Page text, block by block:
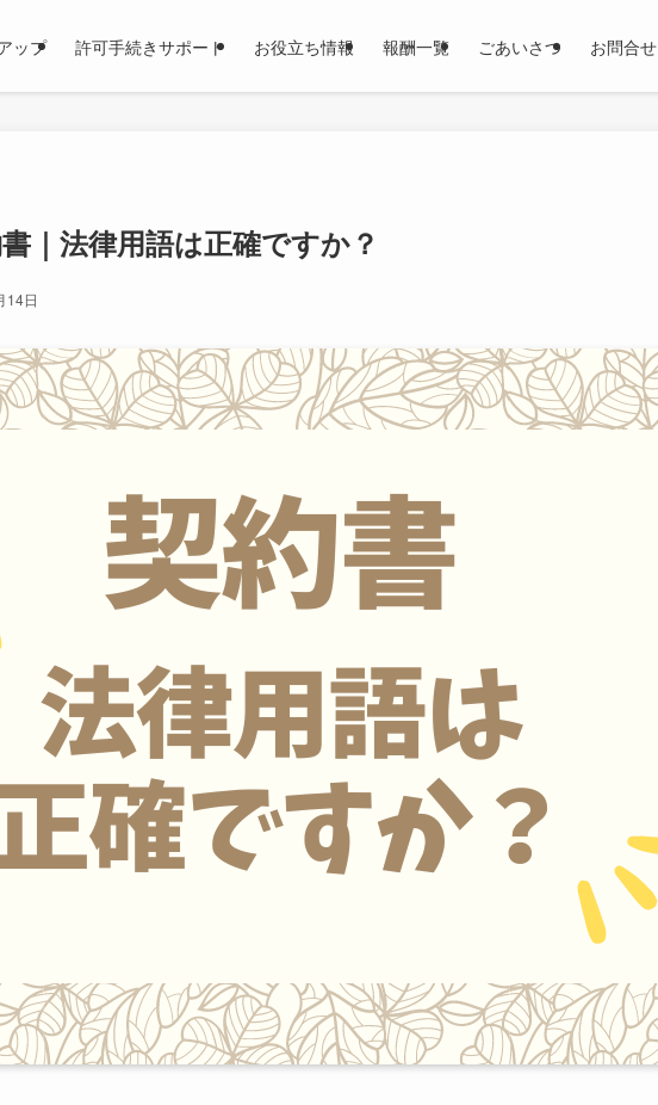
ップ 許可手続きサポート お役立ち情報 報酬一覧 ごあいさつ お問合せ
書｜法律用語は正確ですか？
14日